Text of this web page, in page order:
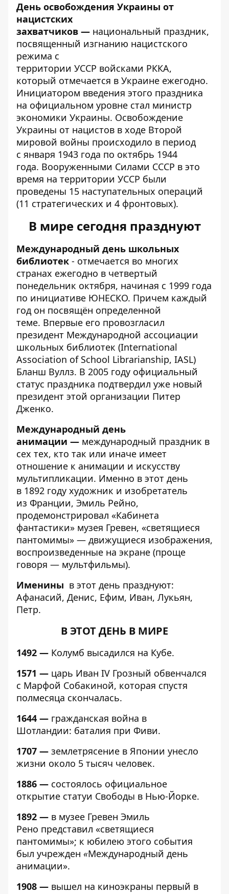
День освобождения Украины от
нацистских
захватчиков — национальный праздник,
посвященный изгнанию нацистского
режима с
территории УССР войсками РККА,
который отмечается в Украине ежегодно.
Инициатором введения этого праздника
на официальном уровне стал министр
экономики Украины. Освобождение
Украины от нацистов в ходе Второй
мировой войны происходило в период
с января 1943 года по октябрь 1944
года. Вооруженными Силами СССР в это
время на территории УССР были
проведены 15 наступательных операций
(11 стратегических и 4 фронтовых).
В мире сегодня празднуют
Международный день школьных
библиотек - отмечается во многих
странах ежегодно в четвертый
понедельник октября, начиная с 1999 года
по инициативе ЮНЕСКО. Причем каждый
год он посвящён определенной
теме. Впервые его провозгласил
президент Международной ассоциации
школьных библиотек (International
Association of School Librarianship, IASL)
Бланш Вуллз. В 2005 году официальный
статус праздника подтвердил уже новый
президент этой организации Питер
Дженко.
Международный день
анимации — международный праздник в
сех тех, кто так или иначе имеет
отношение к анимации и искусству
мультипликации. Именно в этот день
в 1892 году художник и изобретатель
из Франции, Эмиль Рейно,
продемонстрировал «Кабинета
фантастики» музея Гревен, «светящиеся
пантомимы» — движущиеся изображения,
воспроизведенные на экране (проще
говоря — мультфильмы).
Именины в этот день празднуют:
Афанасий, Денис, Ефим, Иван, Лукьян,
Петр.
В ЭТОТ ДЕНЬ В МИРЕ
1492 — Колумб высадился на Кубе.
1571 — царь Иван IV Грозный обвенчался
с Марфой Собакиной, которая спустя
полмесяца скончалась.
1644 — гражданская война в
Шотландии: баталия при Фиви.
1707 — землетрясение в Японии унесло
жизни около 5 тысяч человек.
1886 — состоялось официальное
открытие статуи Свободы в Нью-Йорке.
1892 — в музее Гревен Эмиль
Рено представил «светящиеся
пантомимы»; к юбилею этого события
был учрежден «Международный день
анимации».
1908 — вышел на киноэкраны первый в